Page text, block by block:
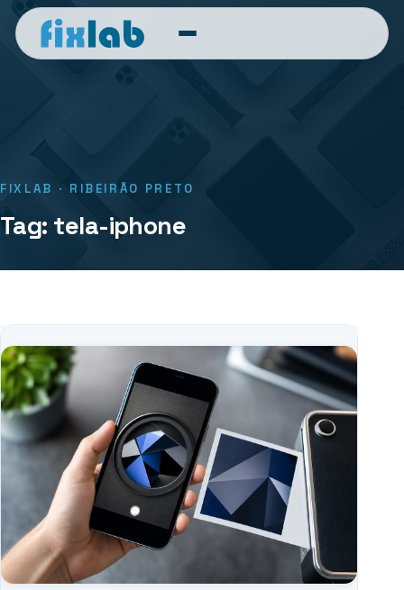
FIXLAB · RIBEIRÃO PRETO
Tag: tela-iphone